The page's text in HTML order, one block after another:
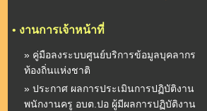
• งานการเจ้าหน้าที่
» คู่มือลงระบบศูนย์บริการข้อมูลบุคลากร
ท้องถิ่นแห่งชาติ
» ประกาศ ผลการประเมินการปฏิบัติงาน
พนักงานครู อบต.ปอ ผู้มีผลการปฏิบัติงาน